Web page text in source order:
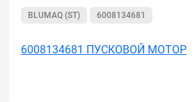
BLUMAQ (ST) 6008134681
6008134681 ПУСКОВОЙ МОТОР